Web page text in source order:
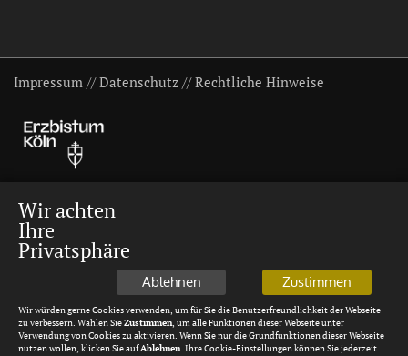
Impressum //Datenschutz //Rechtliche Hinweise
Wir achten
Ihre
Privatsphäre
Ablehnen Zustimmen
Wir würden gerne Cookies verwenden, um für Sie die Benutzerfreundlichkeit der Webseite
zu verbessern. Wählen SieZustimmen, um alle Funktionen dieser Webseite unter
Verwendung von Cookies zu aktivieren. Wenn Sie nur die Grundfunktionen dieser Webseite
nutzen wollen, klicken Sie aufAblehnen. Ihre Cookie-Einstellungen können Sie jederzeit